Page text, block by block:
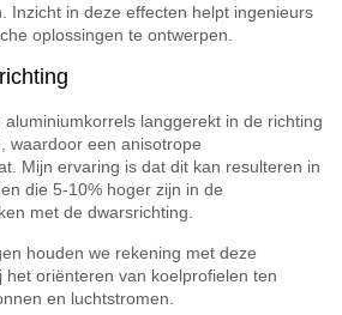
Inzicht in deze effecten helpt ingenieurs
oplossingen te ontwerpen.
langgerekt in de richting
waardoor een anisotrope
Mijn ervaring is dat dit kan resulteren in
die 5-10% hoger zijn in de
met de dwarsrichting.
houden we rekening met deze
het oriënteren van koelprofielen ten
en luchtstromen.